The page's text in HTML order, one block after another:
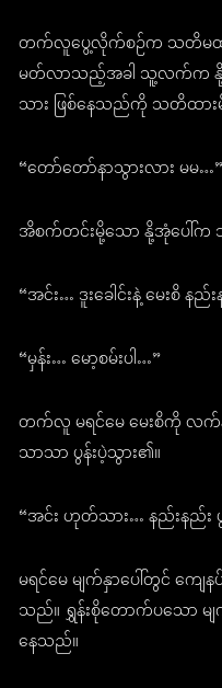
တက်လူပွေ့လိုက်စဉ်က သတိမထ
မတ်လာသည့်အခါ သူ့လက်က နို့
သား ဖြစ်နေသည်ကို သတိထာ
“တော်တော်နာသွားလား မမ…”
အိစက်တင်းမို့သော နို့အုံပေါ်
“အင်း… ဒူးခေါင်းနဲ့ မေးစိ
“မှန်း… မော့စမ်းပါ…”
တက်လူ မရင်မေ မေးစိကို
သာသာ ပွန်းပဲ့သွား၏။
“အင်း ဟုတ်သား… နည်းနည်း
မရင်မေ မျက်နှာပေါ်တွင် ကျေ
သည်။ ရွှန်းစိုတောက်ပသော
နေသည်။